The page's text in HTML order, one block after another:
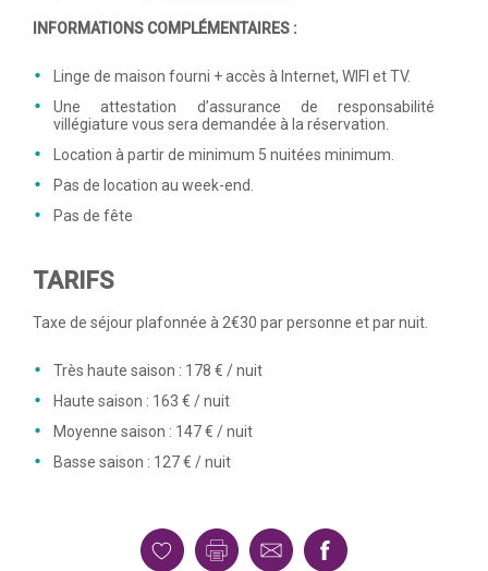
INFORMATIONS COMPLÉMENTAIRES :
Linge de maison fourni + accès à Internet, WIFI et TV.
Une attestation d’assurance de responsabilité
villégiature vous sera demandée à la réservation.
Location à partir de minimum 5 nuitées minimum.
Pas de location au week-end.
Pas de fête
TARIFS
Taxe de séjour plafonnée à 2€30 par personne et par nuit.
Très haute saison : 178 € / nuit
Haute saison : 163 € / nuit
Moyenne saison : 147 € / nuit
Basse saison : 127 € / nuit